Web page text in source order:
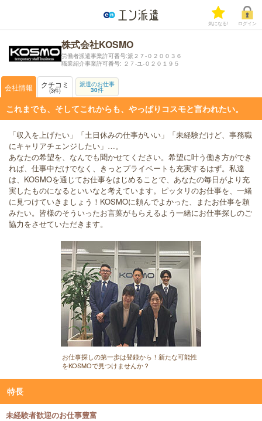
気になる! ログイン
株式会社KOSMO
労働者派遣事業許可番号:派２７-０２００３６
職業紹介事業許可番号: ２７-ユ-０２０１９５
会社情報 クチコミ
3件
派遣のお仕事
30件
これまでも、そしてこれからも、やっぱりコスモと言われたい。
「収入を上げたい」「土日休みの仕事がいい」「未経験だけど、事務職
にキャリアチェンジしたい」…。
あなたの希望を、なんでも聞かせてください。希望に叶う働き方ができ
れば、仕事中だけでなく、きっとプライベートも充実するはず。私達
は、KOSMOを通じてお仕事をはじめることで、あなたの毎日がより充
実したものになるといいなと考えています。ピッタリのお仕事を、一緒
に見つけていきましょう！KOSMOに頼んでよかった、またお仕事を頼
みたい。皆様のそういったお言葉がもらえるよう一緒にお仕事探しのご
協力をさせていただきます。
お仕事探しの第一歩は登録から！新たな可能性
をKOSMOで見つけませんか？
特長
未経験者歓迎のお仕事豊富